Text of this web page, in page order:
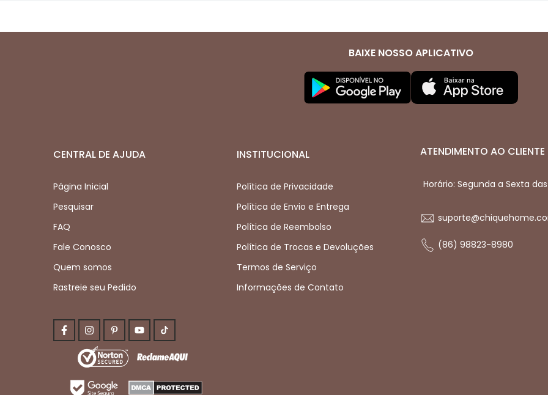
BAIXE NOSSO APLICATIVO
CENTRAL DE AJUDA
Página Inicial
Pesquisar
FAQ
Fale Conosco
Quem somos
Rastreie seu Pedido
INSTITUCIONAL
Política de Privacidade
Política de Envio e Entrega
Política de Reembolso
Política de Trocas e Devoluções
Termos de Serviço
Informações de Contato
ATENDIMENTO AO CLIENTE
Horário: Segunda a Sexta
(86) 98823-8980